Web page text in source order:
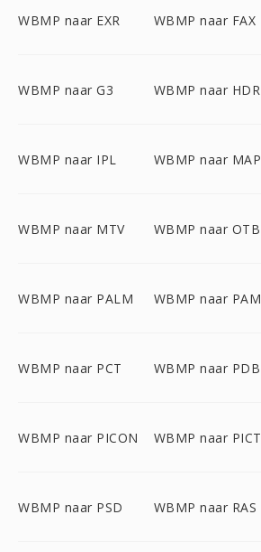
WBMP naar EXR WBMP naar FAX
WBMP naar G3 WBMP naar HDR
WBMP naar IPL WBMP naar MAP
WBMP naar MTV WBMP naar OTB
WBMP naar PALM WBMP naar PAM
WBMP naar PCT WBMP naar PDB
WBMP naar PICON WBMP naar PICT
WBMP naar PSD WBMP naar RAS